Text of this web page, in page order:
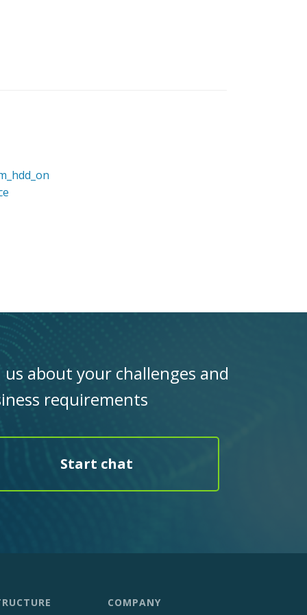
us about your challenges and
requirements
Start chat
COMPANY